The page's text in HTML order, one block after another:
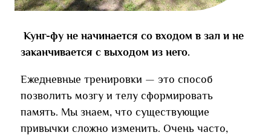
Кунг-фу не начинается со входом в зал и не
заканчивается с выходом из него.
Ежедневные тренировки — это способ
позволить мозгу и телу сформировать
память. Мы знаем, что существующие
привычки сложно изменить. Очень часто,